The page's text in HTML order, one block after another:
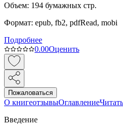
Объем: 194 бумажных стр.
Формат: epub, fb2, pdfRead, mobi
Подробнее
0.00Оценить
Пожаловаться
О книгеотзывыОглавление
Введение